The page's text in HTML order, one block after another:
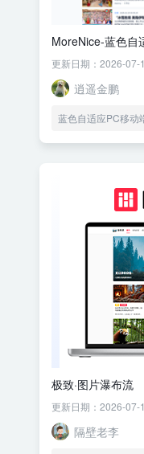
MoreNice-蓝色自
题
更新日期：2026-07-
逍遥金鹏
蓝色自适应PC移动
极致·图片瀑布流
更新日期：2026-07-
隔壁老李